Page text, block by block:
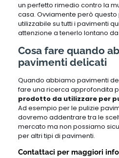
un perfetto rimedio contro la
casa. Ovviamente però
utilizzabile su tutti i pavimenti
attenzione a tenerlo lontano
Cosa fare quando
pavimenti delicati
Quando abbiamo pavimenti
fare una ricerca approfondita
prodotto da utilizzare per
Ad esempio per le pulizie
dovremo addentrare tra le
mercato ma non possiamo
per altri tipi di pavimenti.
Contattaci per maggiori